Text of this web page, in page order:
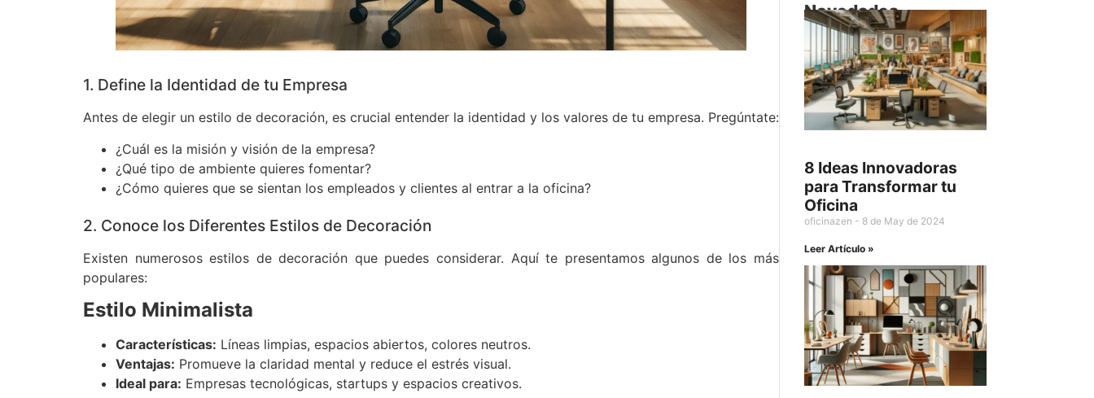
1. Define la Identidad de tu Empresa
Antes de elegir un estilo de decoración, es crucial entender la identidad y los valores de tu empresa. Pregúntate:
¿Cuál es la misión y visión de la empresa?
¿Qué tipo de ambiente quieres fomentar?
¿Cómo quieres que se sientan los empleados y clientes al entrar a la oficina?
2. Conoce los Diferentes Estilos de Decoración
Existen numerosos estilos de decoración que puedes considerar. Aquí te presentamos algunos de los más
populares:
Estilo Minimalista
Características: Líneas limpias, espacios abiertos, colores neutros.
Ventajas: Promueve la claridad mental y reduce el estrés visual.
Ideal para: Empresas tecnológicas, startups y espacios creativos.
Novedades
8 Ideas Innovadoras
para Transformar tu
Oficina
oficinazen 8 de May de 2024
Leer Artículo »